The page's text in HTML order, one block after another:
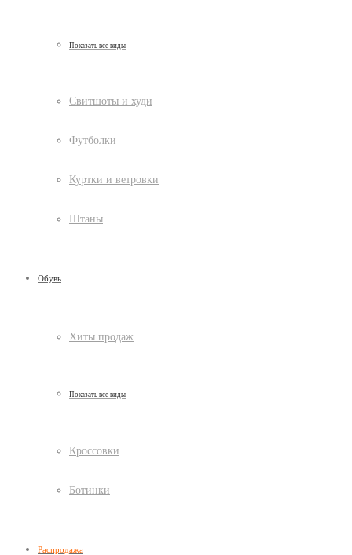
Показать все виды
Свитшоты и худи
Футболки
Куртки и ветровки
Штаны
Обувь
Хиты продаж
Показать все виды
Кроссовки
Ботинки
Распродажа